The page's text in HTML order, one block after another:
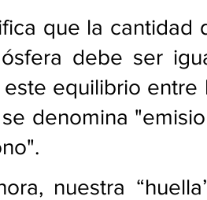
que la
debe ser
equilibrio entre
denomina
nuestra